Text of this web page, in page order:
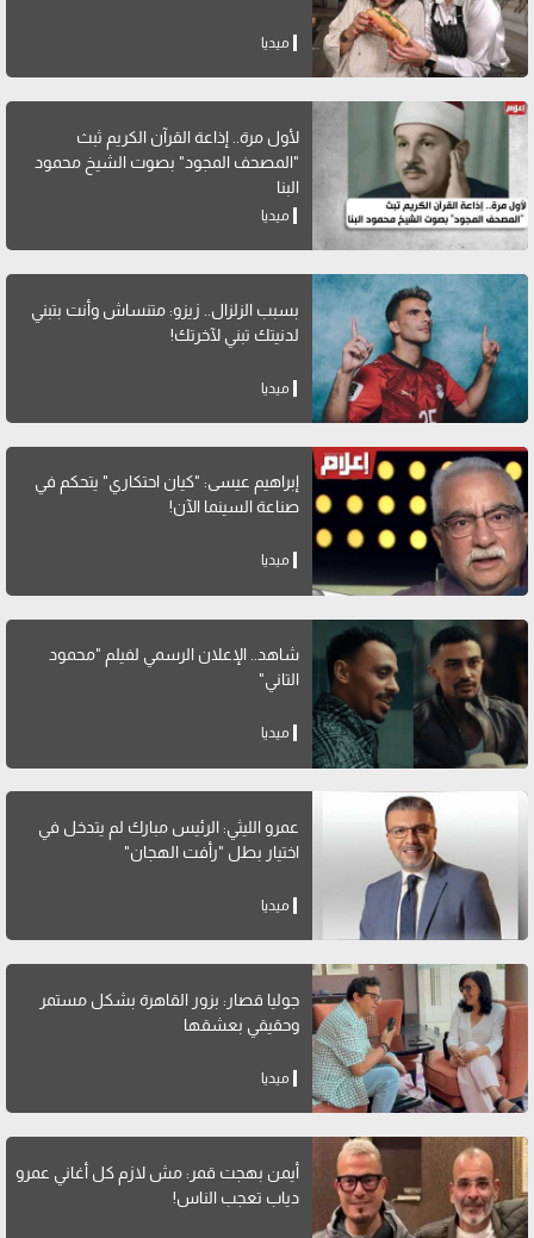
ميديا
لأول مرة.. إذاعة القرآن الكريم ثبث
"المصحف المجود" بصوت الشيخ محمود
البنا
ميديا
بسبب الزلزال.. زيزو: متنساش وأنت بتبني
لدنيتك تبني لآخرتك!
ميديا
إبراهيم عيسى: "كيان احتكاري" يتحكم في
صناعة السينما الآن!
ميديا
شاهد.. الإعلان الرسمي لفيلم "محمود
التاني"
ميديا
عمرو الليثي: الرئيس مبارك لم يتدخل في
اختيار بطل "رأفت الهجان"
ميديا
جوليا قصار: بزور القاهرة بشكل مستمر
وحقيقي بعشقها
ميديا
أيمن بهجت قمر: مش لازم كل أغاني عمرو
دياب تعجب الناس!